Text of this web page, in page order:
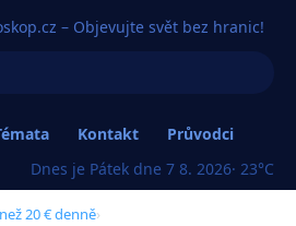
– Objevujte svět bez hranic!
Kontakt
Průvodci
Dnes je Pátek dne 7 8. 2026· 23°C
20 € denně›